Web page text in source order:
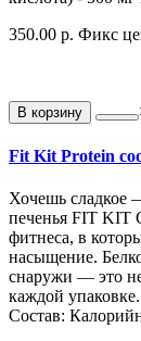
350.00 р. Фикс
В корзину
Fit Kit Protein
Хочешь сладкое
печенья FIT KIT
фитнеса, в
насыщение.
снаружи — это
каждой
Состав: